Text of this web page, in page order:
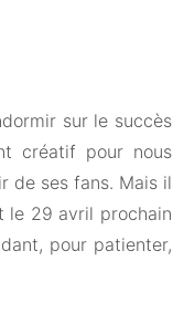
sur le succès
créatif pour nous
de ses fans. Mais il
le 29 avril prochain
pour patienter,